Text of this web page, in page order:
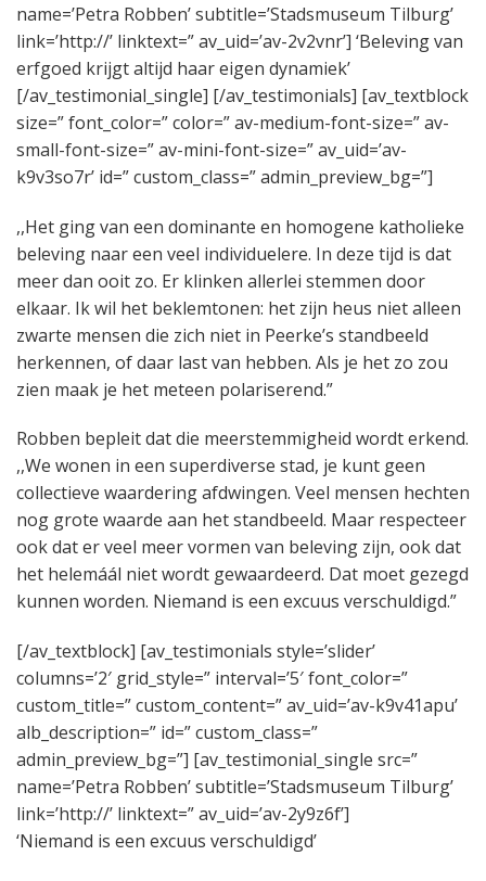
name=’Petra Robben’ subtitle=’Stadsmuseum Tilburg’
link=’http://’ linktext=” av_uid=’av-2v2vnr’] ‘Beleving van
erfgoed krijgt altijd haar eigen dynamiek’
[/av_testimonial_single] [/av_testimonials] [av_textblock
size=” font_color=” color=” av-medium-font-size=” av-
small-font-size=” av-mini-font-size=” av_uid=’av-
k9v3so7r’ id=” custom_class=” admin_preview_bg=”]
,,Het ging van een dominante en homogene katholieke
beleving naar een veel individuelere. In deze tijd is dat
meer dan ooit zo. Er klinken allerlei stemmen door
elkaar. Ik wil het beklemtonen: het zijn heus niet alleen
zwarte mensen die zich niet in Peerke’s standbeeld
herkennen, of daar last van hebben. Als je het zo zou
zien maak je het meteen polariserend.”
Robben bepleit dat die meerstemmigheid wordt erkend.
,,We wonen in een superdiverse stad, je kunt geen
collectieve waardering afdwingen. Veel mensen hechten
nog grote waarde aan het standbeeld. Maar respecteer
ook dat er veel meer vormen van beleving zijn, ook dat
het helemáál niet wordt gewaardeerd. Dat moet gezegd
kunnen worden. Niemand is een excuus verschuldigd.”
[/av_textblock] [av_testimonials style=’slider’
columns=’2′ grid_style=” interval=’5′ font_color=”
custom_title=” custom_content=” av_uid=’av-k9v41apu’
alb_description=” id=” custom_class=”
admin_preview_bg=”] [av_testimonial_single src=”
name=’Petra Robben’ subtitle=’Stadsmuseum Tilburg’
link=’http://’ linktext=” av_uid=’av-2y9z6f’]
‘Niemand is een excuus verschuldigd’